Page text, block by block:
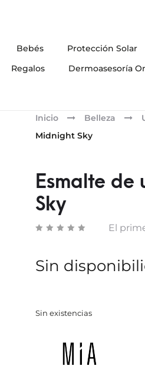
Bebés
Protección Solar
Regalos
Dermoasesoría
Inicio Belleza
Midnight Sky
Esmalte de
Sky
El
Sin
Sin existencias